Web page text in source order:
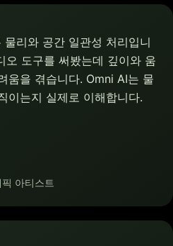
리와 공간 일관성 처리입니
오 도구를 써봤는데 깊이와 움
움을 겪습니다. Omni AI는 물
이는지 실제로 이해합니다.
아티스트